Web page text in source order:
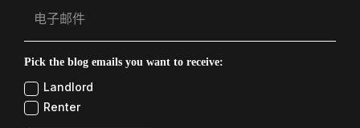
Pick the blog emails you want to receive:
Landlord
Renter